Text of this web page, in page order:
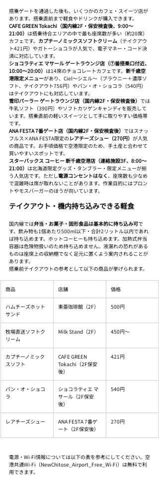
搭乗ゲートを通過した後も、いくつかのカフェ・スイーツ店が
あります。搭乗直前まで軽食やドリンクが購入できます。
CAFE GREEN Tokachi（国内線2F・保安検査後、9:00〜
21:00） は搭乗待合エリアの中で最も座席数が多い（約20席）
カフェです。 カプチーノミックスソフトクリーム （テイクアウ
ト421円）やガトーショコラが人気で、電子マネー・コード決
済に対応しています。
ショコラティエ マサール ゲートラウンジ店（⑦番搭乗口付近、
10:00〜20:00） は14席のチョコレートカフェです。 新千歳空
港限定メニューがあり、Ciel〜シエル〜（ブラウニー＋濃厚ソ
フト、テイクアウト756円）やパン・オ・ショコラ（540円）
はテイクアウトにも対応しています。
雪印パーラー ゲートラウンジ店（国内線2F・保安検査後） では
牛乳ソフト（390円）やソフトカツゲンキャンディを販売して
います。搭乗直前の軽いスイーツとして手に取りやすい価格帯
です。
ANA FESTA 7番ゲート店（国内線2F・保安検査後） ではスナッ
フルス×ANA FESTA限定の レアチーズシュー（270円） が人気
の商品です。お手頃価格で空港限定のため、手土産と合わせて
買いやすいスポットです。
スターバックス コーヒー 新千歳空港店（連絡施設3F、8:00〜
21:00） は北海道限定グッズ・タンブラー・限定メニューが揃
う人気店です。ただし電源コンセントはなく、座席数も少なめ
で混雑時は席が取れないことがあります。作業目的にはプロン
トやモスバーガーのほうが向いています。
テイクアウト・機内持ち込みできる軽食
国内線では弁当・お菓子・固形食品は基本的に持ち込み可で
す。飲み物も1個あたり500ml以下・合計2リットル以内であれ
ば持ち込めます。ホットコーヒーも持ち込めます。加熱式弁当
容器は危険物扱いのため持ち込めません。液漏れの恐れがある
ものは座席上の収納棚でなく足元に置くよう案内されることが
あります。
搭乗前テイクアウトの参考として以下の商品が挙げられます。
商品 店舗 価格
ハムチーズホット
サンド
東亜珈琲館（2F） 500円
牧場直送ソフトク
リーム
Milk Stand（2F） 450円〜
カプチーノミック
スソフト
CAFE GREEN
Tokachi（2F保安
後）
421円
パン・オ・ショコ
ラ
ショコラティエ マ
サール（2F保安
後）
540円
レアチーズシュー
ANA FESTA 7番ゲ
ート（2F保安後）
270円
電源・Wi-Fi情報については以下の表を参考にしてください。空
港共通Wi-Fi（NewChitose_Airport_Free_Wi-Fi）は無料で利
用できます。